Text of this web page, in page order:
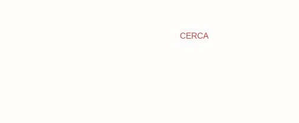
CERCA